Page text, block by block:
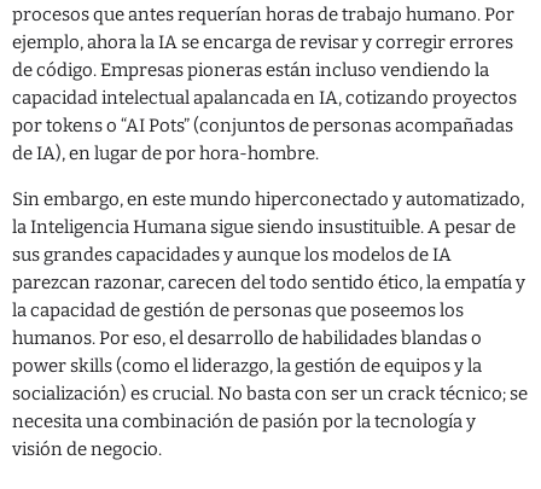
procesos que antes requerían horas de trabajo humano. Por
ejemplo, ahora la IA se encarga de revisar y corregir errores
de código. Empresas pioneras están incluso vendiendo la
capacidad intelectual apalancada en IA, cotizando proyectos
por tokens o “AI Pots” (conjuntos de personas acompañadas
de IA), en lugar de por hora-hombre.
Sin embargo, en este mundo hiperconectado y automatizado,
la Inteligencia Humana sigue siendo insustituible. A pesar de
sus grandes capacidades y aunque los modelos de IA
parezcan razonar, carecen del todo sentido ético, la empatía y
la capacidad de gestión de personas que poseemos los
humanos. Por eso, el desarrollo de habilidades blandas o
power skills (como el liderazgo, la gestión de equipos y la
socialización) es crucial. No basta con ser un crack técnico; se
necesita una combinación de pasión por la tecnología y
visión de negocio.